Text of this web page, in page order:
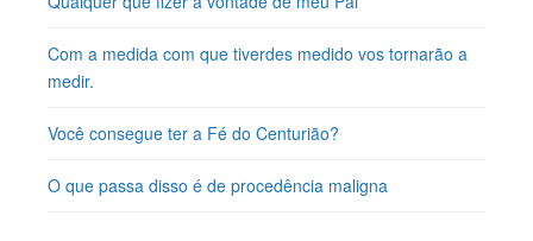
Com a medida com que tiverdes medido vos tornarão a
medir.
Você consegue ter a Fé do Centurião?
O que passa disso é de procedência maligna